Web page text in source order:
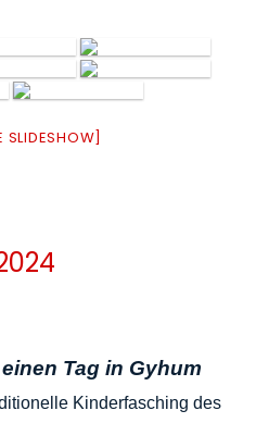
SLIDESHOW]
Tag in Gyhum
Kinderfasching des